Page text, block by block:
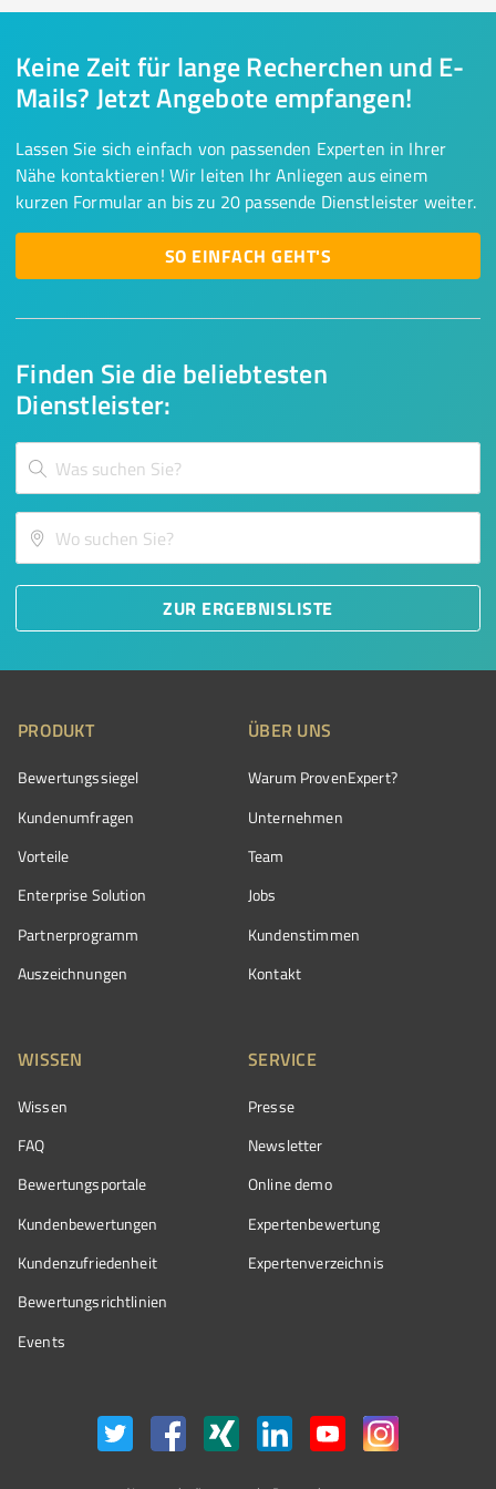
Finden Sie die beliebtesten
Dienstleister:
ZUR ERGEBNISLISTE
Keine Zeit für lange Recherchen und E-
Mails? Jetzt Angebote empfangen!
Lassen Sie sich einfach von passenden Experten in Ihrer
Nähe kontaktieren! Wir leiten Ihr Anliegen aus einem
kurzen Formular an bis zu 20 passende Dienstleister weiter.
SO EINFACH GEHT'S
PRODUKT
Bewertungssiegel
Kundenumfragen
Vorteile
Enterprise Solution
Partnerprogramm
Auszeichnungen
ÜBER UNS
Warum ProvenExpert?
Unternehmen
Team
Jobs
Kundenstimmen
Kontakt
WISSEN
Wissen
FAQ
Bewertungsportale
Kundenbewertungen
Kundenzufriedenheit
Bewertungs­richtlinien
Events
SERVICE
Presse
Newsletter
Online demo
Expertenbewertung
Expertenverzeichnis